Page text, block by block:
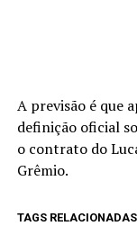
A previsão é que
definição oficial
o contrato do
Grêmio.
TAGS